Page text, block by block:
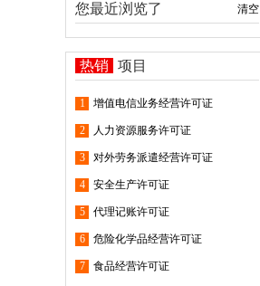
清空
您最近浏览了
热销 项目
1 增值电信业务经营许可证
2 人力资源服务许可证
3 对外劳务派遣经营许可证
4 安全生产许可证
5 代理记账许可证
6 危险化学品经营许可证
7 食品经营许可证